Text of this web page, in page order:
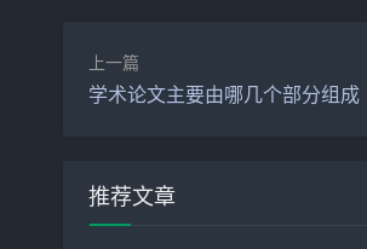
老师们，教育事业是民族振
创新教育方法，提高教育质
再创辉煌！
谢谢大家！
上一篇
学术论文主要由哪几个部分组成
推荐文章